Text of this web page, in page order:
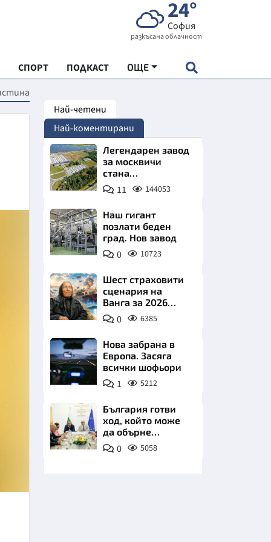
24°
София
разкъсана облачност
СПОРТ ПОДКАСТ ОЩЕ
"ЧУДЕСАТА НА БЪЛГАРИЯ"
ХРАНА
Най-четени
Най-коментирани
Легендарен завод
за москвичи
стана
индустриално
чудо. Позлатява
11 144053
Наш гигант
позлати беден
град. Нов завод
0 10723
Шест страховити
сценария на
Ванга за 2026
година
0 6385
Нова забрана в
Европа. Засяга
всички шофьори
1 5212
България готви
ход, който може
да обърне
туристическия
сезон
0 5058